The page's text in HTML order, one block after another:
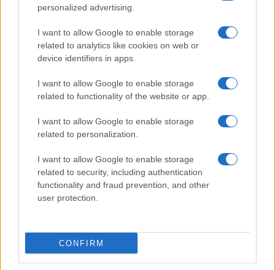
personalized advertising.
I want to allow Google to enable storage
related to analytics like cookies on web or
device identifiers in apps.
I want to allow Google to enable storage
related to functionality of the website or app.
I want to allow Google to enable storage
related to personalization.
I want to allow Google to enable storage
related to security, including authentication
functionality and fraud prevention, and other
user protection.
CONFIRM
11 Agosto 2019, 13:00
IL PIÙ LETTO DEL MESE